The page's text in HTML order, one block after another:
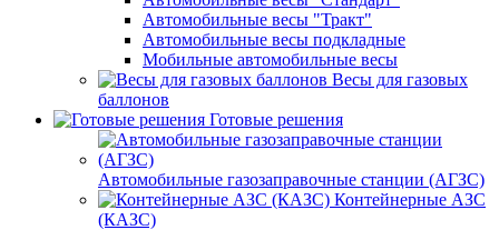
Автомобильные весы "Тракт"
Автомобильные весы подкладные
Мобильные автомобильные весы
Весы для газовых
баллонов
Готовые решения
Автомобильные газозаправочные станции (АГЗС)
Контейнерные АЗС
(КАЗС)